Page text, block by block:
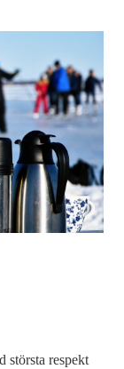
största respekt